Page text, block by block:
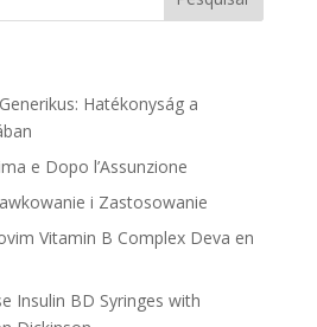
Hatékonyság a
e Dopo l’Assunzione
i Zastosowanie
Vitamin B Complex Deva en
Insulin BD Syringes with